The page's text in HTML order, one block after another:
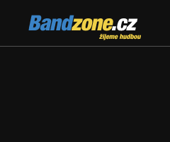
Bandzone.cz
žijeme hudbou